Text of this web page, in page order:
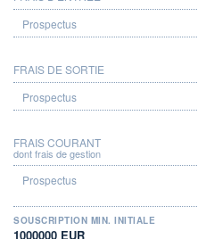
FRAIS DE SORTIE
FRAIS COURANT
dont frais de gestion
SOUSCRIPTION MIN. INITIALE
1000000 EUR